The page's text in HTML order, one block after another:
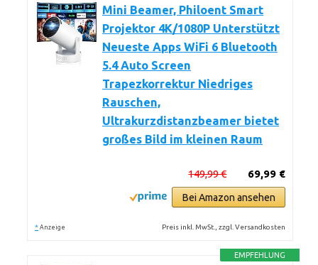
Mini Beamer, Philoent Smart
Projektor 4K/1080P Unterstützt
Neueste Apps WiFi 6 Bluetooth
5.4 Auto Screen
Trapezkorrektur Niedriges
Rauschen,
Ultrakurzdistanzbeamer bietet
großes Bild im kleinen Raum
69,99 €
149,99 €
Bei Amazon ansehen
* Anzeige Preis inkl. MwSt., zzgl. Versandkosten
EMPFEHLUNG